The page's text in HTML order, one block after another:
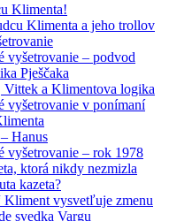
Klimenta!
Klimenta a jeho trollov
vyšetrovanie – podvod
Pješčaka
Vittek a Klimentova logika
vyšetrovanie v ponímaní
Hanus
vyšetrovanie – rok 1978
ktorá nikdy nezmizla
kazeta?
Kliment vysvetľuje zmenu
svedka Vargu